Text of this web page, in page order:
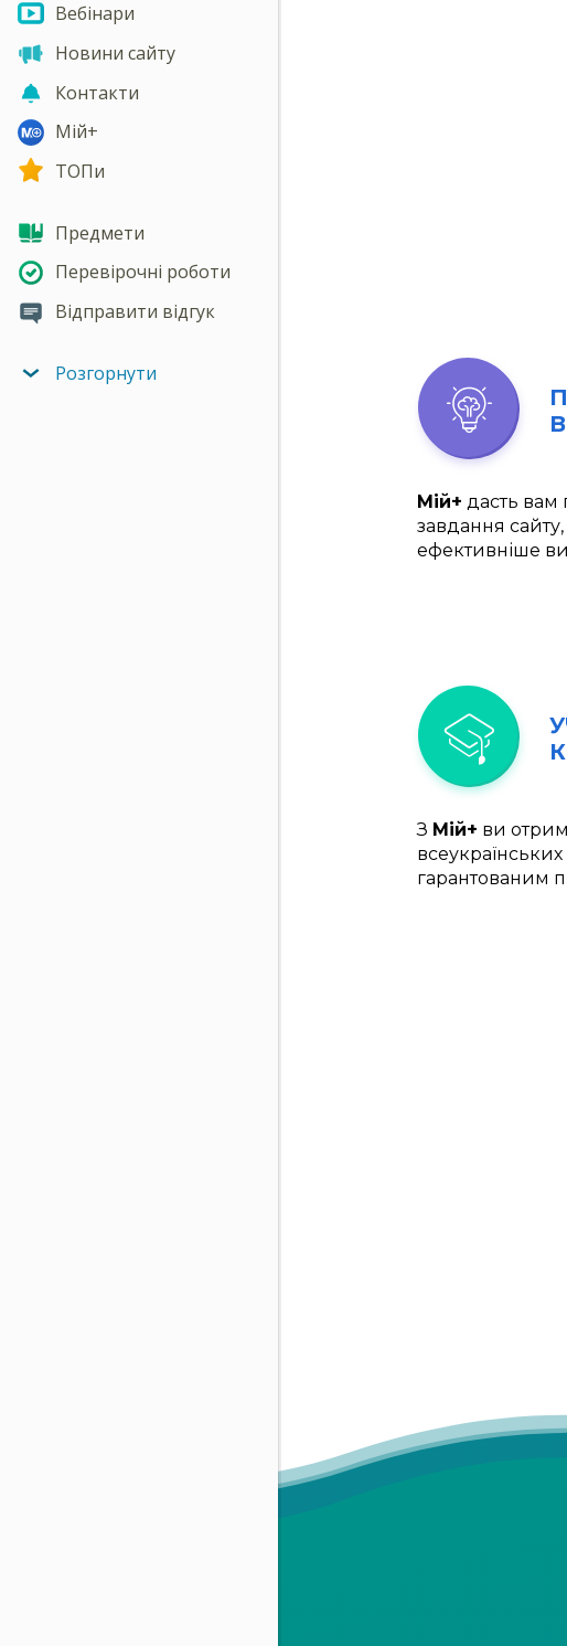
Вебінари
Новини сайту
Контакти
Мій+
ТОПи
Предмети
Перевірочні роботи
Відправити відгук
Розгорнути
Мій+ дасть вам
завдання
ефективніше
З Мій+ ви
всеукраїнських
гарантованим